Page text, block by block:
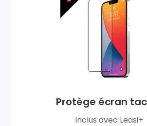
Protège écran
Inclus avec Leasi+